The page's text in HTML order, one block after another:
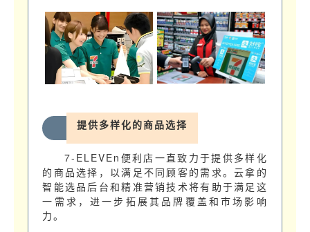
提供多样化的商品选择
7-ELEVEn便利店一直致力于提供多样化
的商品选择，以满足不同顾客的需求。云拿的
智能选品后台和精准营销技术将有助于满足这
一需求，进一步拓展其品牌覆盖和市场影响
力。